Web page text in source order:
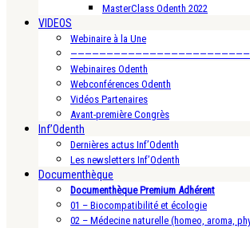
MasterClass Odenth 2022
VIDEOS
Webinaire à la Une
Webinaires Odenth
Webconférences Odenth
Vidéos Partenaires
Avant-première Congrès
Inf’Odenth
Dernières actus Inf’Odenth
Les newsletters Inf’Odenth
Documenthèque
Documenthèque Premium Adhérent
01 – Biocompatibilité et écologie
02 – Médecine naturelle (homeo, aroma,